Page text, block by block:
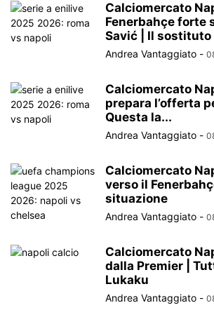
Calciomercato
Fenerbahçe forte
Savić | Il sostituto
Andrea Vantaggiato -
Calciomercato
prepara l’offerta
Questa la...
Andrea Vantaggiato -
Calciomercato
verso il
situazione
Andrea Vantaggiato -
Calciomercato
dalla Premier |
Lukaku
Andrea Vantaggiato -